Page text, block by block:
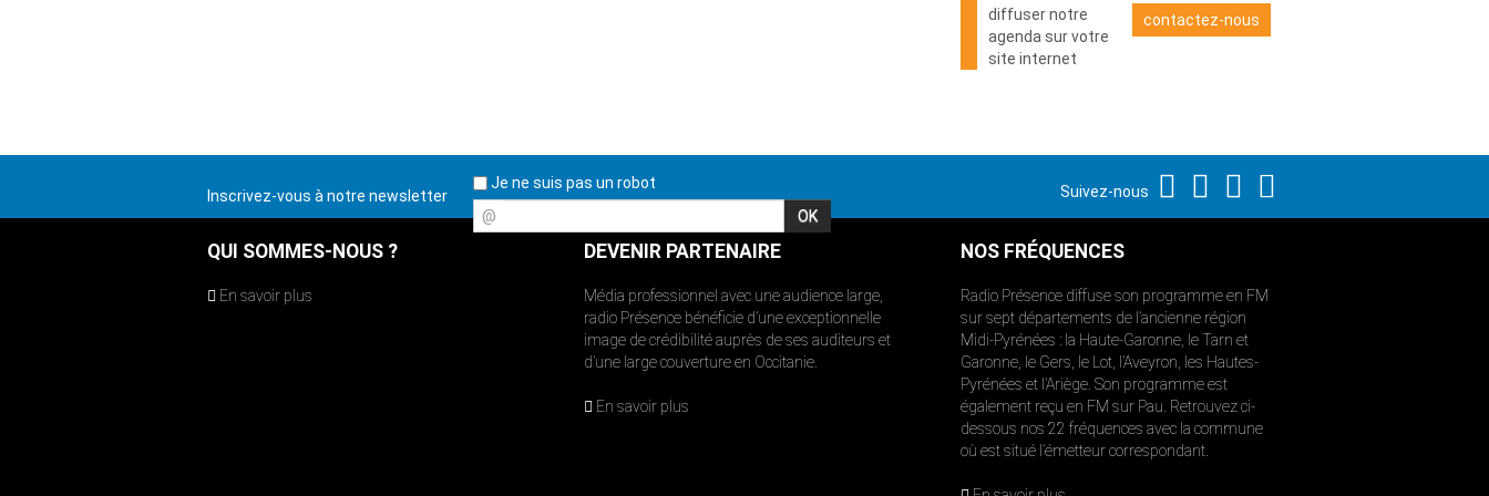
diffuser notre
agenda sur votre
site internet
contactez-nous
Inscrivez-vous à notre newsletter
Je ne suis pas un robot
@
Suivez-nous
QUI SOMMES-NOUS ?
En savoir plus
DEVENIR PARTENAIRE
Média professionnel avec une audience large,
radio Présence bénéficie d’une exceptionnelle
image de crédibilité auprès de ses auditeurs et
d’une large couverture en Occitanie.
En savoir plus
NOS FRÉQUENCES
Radio Présence diffuse son programme en FM
sur sept départements de l’ancienne région
Midi-Pyrénées : la Haute-Garonne, le Tarn et
Garonne, le Gers, le Lot, l’Aveyron, les Hautes-
Pyrénées et l’Ariège. Son programme est
également reçu en FM sur Pau. Retrouvez ci-
dessous nos 22 fréquences avec la commune
où est situé l’émetteur correspondant.